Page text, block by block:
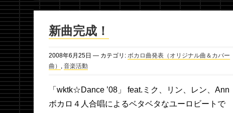
新曲完成！
2008年6月 25日 — カテゴリ: ボカロ曲発表（オリジナル曲＆カバー
曲） , 音楽活動
「wktk☆Dance ’08」 feat.ミク、リン、レン、Ann
ボカロ４人合唱によるベタベタなユーロビートで